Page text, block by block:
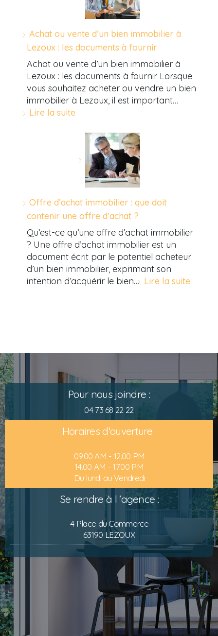
Achat ou vente d’un bien immobilier à
Lezoux : les documents à fournir
Achat ou vente d’un bien immobilier à
Lezoux : les documents à fournir Lorsque
vous souhaitez acheter ou vendre un bien
immobilier à Lezoux, il est important…
Lire la suite
Offre d’achat immobilier : que doit
contenir une offre d’achat ?
Qu’est-ce qu’une offre d’achat immobilier
? Une offre d’achat immobilier est un
document écrit par le potentiel acheteur
d’un bien immobilier, exprimant son
intention d’acquérir le bien… Lire la suite
Pour nous joindre :
04 73 68 22 22
Horaires d'ouverture :
09.00 AM - 12.00 PM
14.00 AM - 17.00 PM
Du lundi au Vendredi
Se rendre à l 'agence :
4 Place du Commerce
63190 LEZOUX